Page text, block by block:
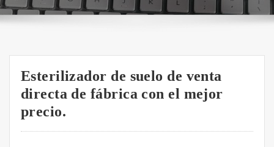
Esterilizador de suelo de venta
directa de fábrica con el mejor
precio.